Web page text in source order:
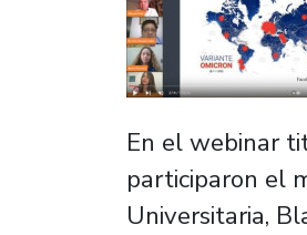
En el webinar
participaron el
Universitaria,